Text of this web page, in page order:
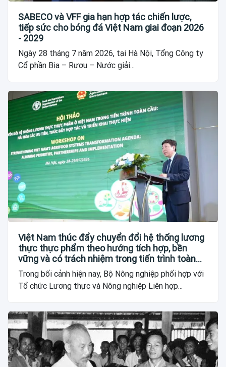
SABECO và VFF gia hạn hợp tác chiến lược,
tiếp sức cho bóng đá Việt Nam giai đoạn 2026
- 2029
Ngày 28 tháng 7 năm 2026, tại Hà Nội, Tổng Công ty
Cổ phần Bia – Rượu – Nước giải...
Việt Nam thúc đẩy chuyển đổi hệ thống lương
thực thực phẩm theo hướng tích hợp, bền
vững và có trách nhiệm trong tiến trình toàn
cầu
Trong bối cảnh hiện nay, Bộ Nông nghiệp phối hợp với
Tổ chức Lương thực và Nông nghiệp Liên hợp...